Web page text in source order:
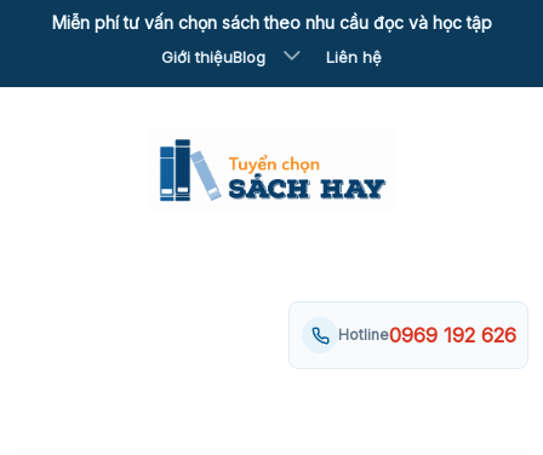
Miễn phí tư vấn chọn sách theo nhu cầu đọc và học tập
Giới thiệuBlog Liên hệ
Hotline0969 192 626